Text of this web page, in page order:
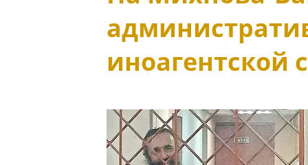
иноагентской